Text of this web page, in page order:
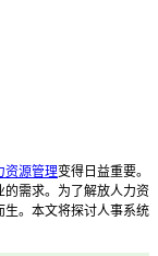
资源管理变得日益重要。
需求。为了解放人力资
。本文将探讨人事系统